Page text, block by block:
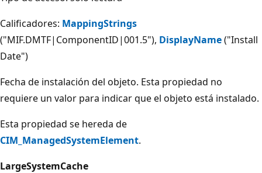
Calificadores: MappingStrings
("MIF.DMTF|ComponentID|001.5"), DisplayName("Install
Date")
Fecha de instalación del objeto. Esta propiedad no
requiere un valor para indicar que el objeto está instalado.
Esta propiedad se hereda de
CIM_ManagedSystemElement.
LargeSystemCache